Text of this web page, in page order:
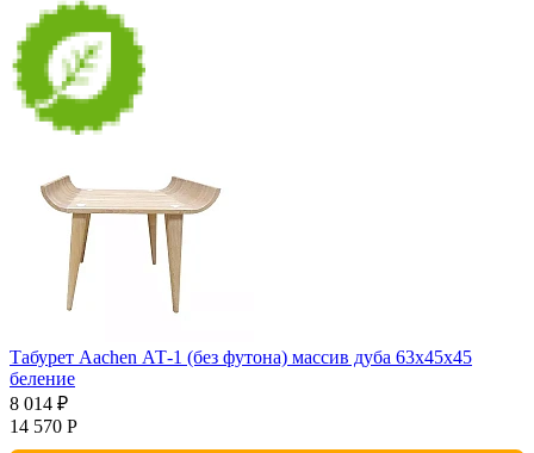
Табурет Aachen АТ-1 (без футона) массив дуба 63х45х45
беление
8 014 ₽
14 570 Р